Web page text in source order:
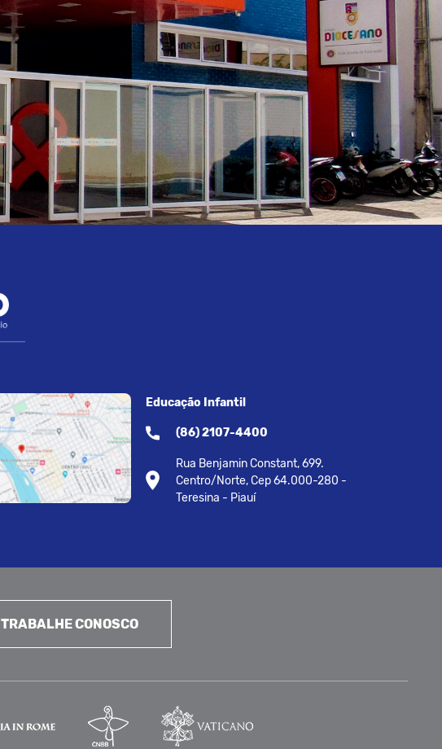
Educação Infantil
(86) 2107-4400
Rua Benjamin Constant, 699.
Centro/Norte, Cep 64.000-280 -
Teresina - Piauí
TRABALHE CONOSCO